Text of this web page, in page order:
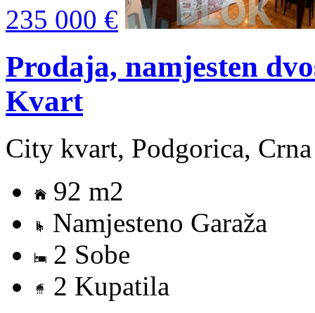
235 000 €
Prodaja, namjesten
Kvart
City kvart, Podgorica,
92 m2
Namjesteno Garaža
2 Sobe
2 Kupatila